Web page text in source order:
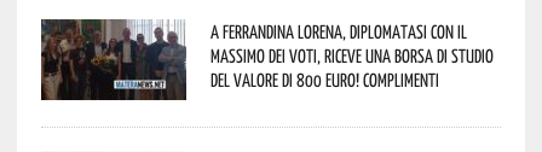
A Ferrandina Lorena, diplomatasi con il
massimo dei voti, riceve una borsa di studio
del valore di 800 euro! Complimenti